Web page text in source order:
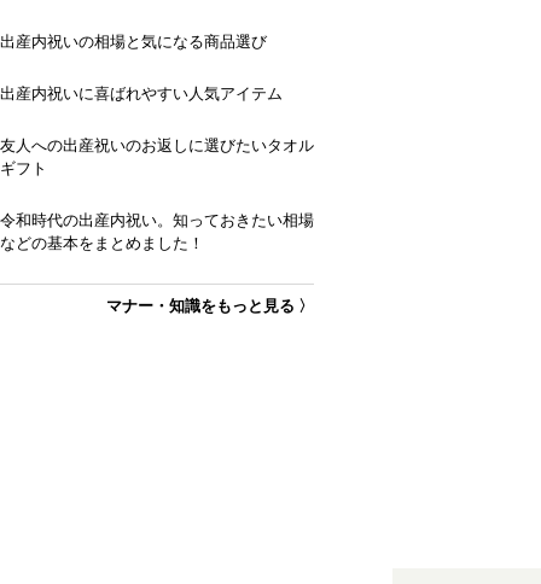
出産内祝いの相場と気になる商品選び
出産内祝いに喜ばれやすい人気アイテム
友人への出産祝いのお返しに選びたいタオル
ギフト
令和時代の出産内祝い。知っておきたい相場
などの基本をまとめました！
マナー・知識をもっと見る 〉